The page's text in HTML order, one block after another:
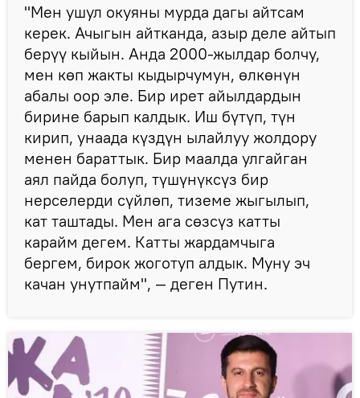
"Мен ушул окуяны мурда дагы айтсам
керек. Ачыгын айтканда, азыр деле айтып
берүү кыйын. Анда 2000-жылдар болчу,
мен көп жакты кыдырчумун, өлкөнүн
абалы оор эле. Бир ирет айылдардын
бирине барып калдык. Иш бүтүп, түн
кирип, унаада күздүн ылайлуу жолдору
менен бараттык. Бир маалда улгайган
аял пайда болуп, түшүнүксүз бир
нерселерди сүйлөп, тиземе жыгылып,
кат таштады. Мен ага сөзсүз катты
карайм дегем. Катты жардамчыга
бергем, бирок жоготуп алдык. Муну эч
качан унутпайм", — деген Путин.